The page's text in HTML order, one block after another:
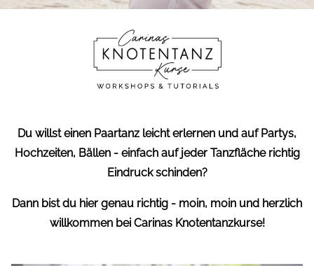
Du willst einen Paartanz leicht erlernen und auf Partys,
Hochzeiten, Bällen - einfach auf jeder Tanzfläche richtig
Eindruck schinden?
Dann bist du hier genau richtig - moin, moin und herzlich
willkommen bei Carinas Knotentanzkurse!